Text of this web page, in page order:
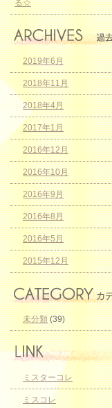
る☆
2019年6月
2018年11月
2018年4月
2017年1月
2016年12月
2016年10月
2016年9月
2016年8月
2016年5月
2015年12月
未分類(39)
ミスターコレ
ミスコレ